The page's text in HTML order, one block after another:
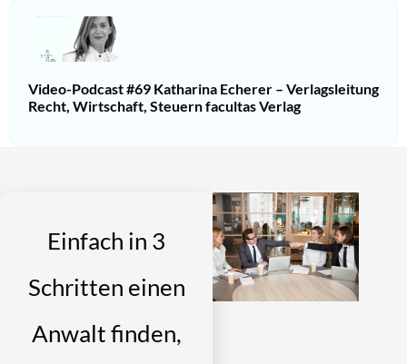
Video-Podcast #69 Katharina Echerer – Verlagsleitung
Recht, Wirtschaft, Steuern facultas Verlag
Einfach in 3
Schritten einen
Anwalt finden,